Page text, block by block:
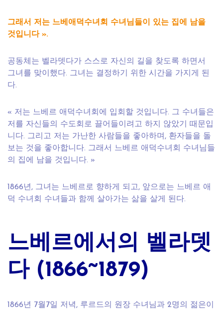
그래서 저는 느베애덕수녀회 수녀님들이 있는 집에 남을
것입니다 ».
공동체는 벨라뎃다가 스스로 자신의 길을 찾도록 하면서
그녀를 맞이했다. 그녀는 결정하기 위한 시간을 가지게 된
다.
« 저는 느베르 애덕수녀회에 입회할 것입니다. 그 수녀들은
저를 자신들의 수도회로 끌어들이려고 하지 않았기 때문입
니다. 그리고 저는 가난한 사람들을 좋아하며, 환자들을 돌
보는 것을 좋아합니다. 그래서 느베르 애덕수녀회 수녀님들
의 집에 남을 것입니다. »
1866년, 그녀는 느베르로 향하게 되고, 앞으로는 느베르 애
덕 수녀회 수녀들과 함께 살아가는 삶을 살게 된다.
느베르에서의 벨라뎃
다 (1866~1879)
1866년 7월7일 저녁, 루르드의 원장 수녀님과 2명의 젊은이